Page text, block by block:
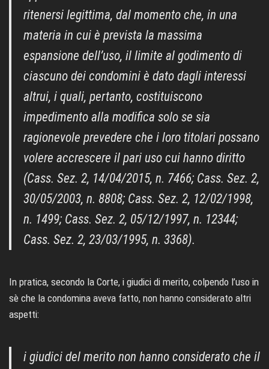
ritenersi legittima, dal momento che, in una
materia in cui è prevista la massima
espansione dell’uso, il limite al godimento di
ciascuno dei condomini è dato dagli interessi
altrui, i quali, pertanto, costituiscono
impedimento alla modifica solo se sia
ragionevole prevedere che i loro titolari possano
volere accrescere il pari uso cui hanno diritto
(Cass. Sez. 2, 14/04/2015, n. 7466; Cass. Sez. 2,
30/05/2003, n. 8808; Cass. Sez. 2, 12/02/1998,
n. 1499; Cass. Sez. 2, 05/12/1997, n. 12344;
Cass. Sez. 2, 23/03/1995, n. 3368).
In pratica, secondo la Corte, i giudici di merito, colpendo l’uso in
sè che la condomina aveva fatto, non hanno considerato altri
aspetti:
i giudici del merito non hanno considerato che il